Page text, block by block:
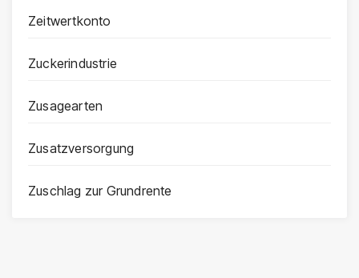
Zeitwertkonto
Zuckerindustrie
Zusagearten
Zusatzversorgung
Zuschlag zur Grundrente